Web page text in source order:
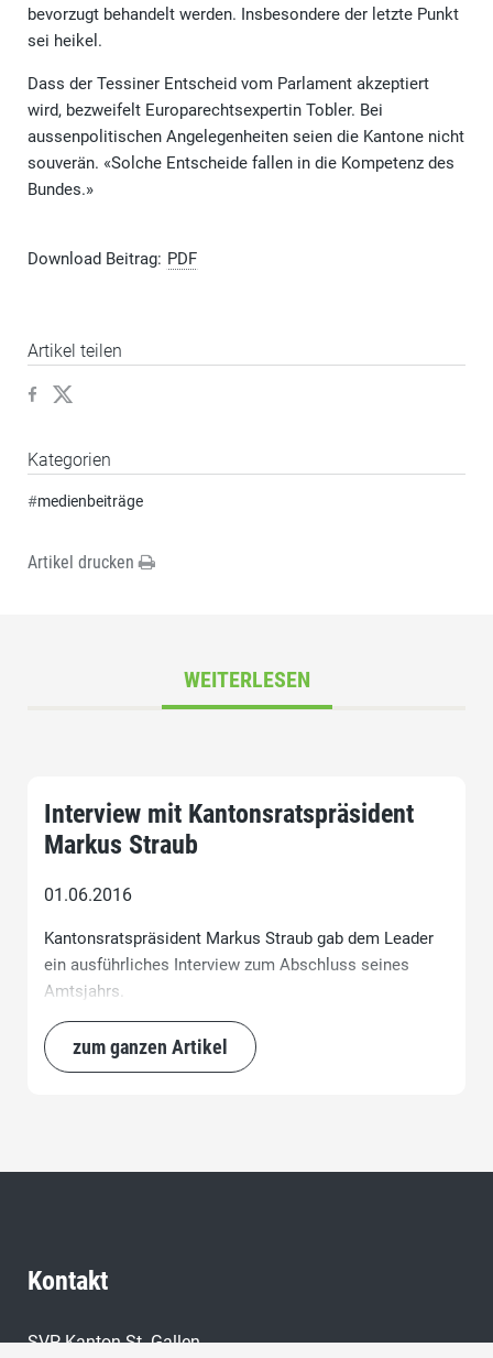
bevorzugt behandelt werden. Insbesondere der letzte Punkt
sei heikel.
Dass der Tessiner Entscheid vom Parlament akzeptiert
wird, bezweifelt Europarechtsexpertin Tobler. Bei
aussenpolitischen Angelegenheiten seien die Kantone nicht
souverän. «Solche Entscheide fallen in die Kompetenz des
Bundes.»
Download Beitrag: PDF
Artikel teilen
Kategorien
#medienbeiträge
Artikel drucken
WEITERLESEN
Interview mit Kantonsratspräsident
Markus Straub
01.06.2016
Kantonsratspräsident Markus Straub gab dem Leader
ein ausführliches Interview zum Abschluss seines
Amtsjahrs.
zum ganzen Artikel
Kontakt
SVP Kanton St. Gallen,